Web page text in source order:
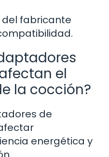
fabricante
el
la cocción?
de
energética y